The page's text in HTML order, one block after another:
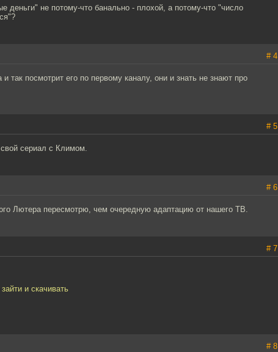
деньги" не потому-что банально - плохой, а потому-что "число
# 4
и так посмотрит его по первому каналу, они и знать не знают про
# 5
сериал с Климом.
# 6
Лютера пересмотрю, чем очередную адаптацию от нашего ТВ.
# 7
и скачивать
# 8